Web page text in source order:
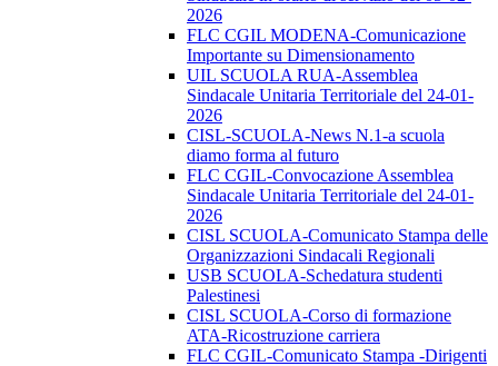
2026
FLC CGIL MODENA-Comunicazione
Importante su Dimensionamento
UIL SCUOLA RUA-Assemblea
Sindacale Unitaria Territoriale del 24-01-
2026
CISL-SCUOLA-News N.1-a scuola
diamo forma al futuro
FLC CGIL-Convocazione Assemblea
Sindacale Unitaria Territoriale del 24-01-
2026
CISL SCUOLA-Comunicato Stampa delle
Organizzazioni Sindacali Regionali
USB SCUOLA-Schedatura studenti
Palestinesi
CISL SCUOLA-Corso di formazione
ATA-Ricostruzione carriera
FLC CGIL-Comunicato Stampa -Dirigenti